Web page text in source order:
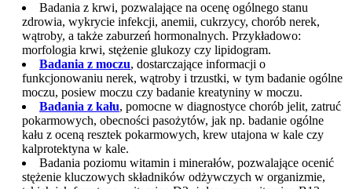
Badania z krwi, pozwalające na ocenę ogólnego stanu
zdrowia, wykrycie infekcji, anemii, cukrzycy, chorób nerek,
wątroby, a także zaburzeń hormonalnych. Przykładowo:
morfologia krwi, stężenie glukozy czy lipidogram.
Badania z moczu, dostarczające informacji o
funkcjonowaniu nerek, wątroby i trzustki, w tym badanie ogólne
moczu, posiew moczu czy badanie kreatyniny w moczu.
Badania z kału, pomocne w diagnostyce chorób jelit, zatruć
pokarmowych, obecności pasożytów, jak np. badanie ogólne
kału z oceną resztek pokarmowych, krew utajona w kale czy
kalprotektyna w kale.
Badania poziomu witamin i minerałów, pozwalające ocenić
stężenie kluczowych składników odżywczych w organizmie,